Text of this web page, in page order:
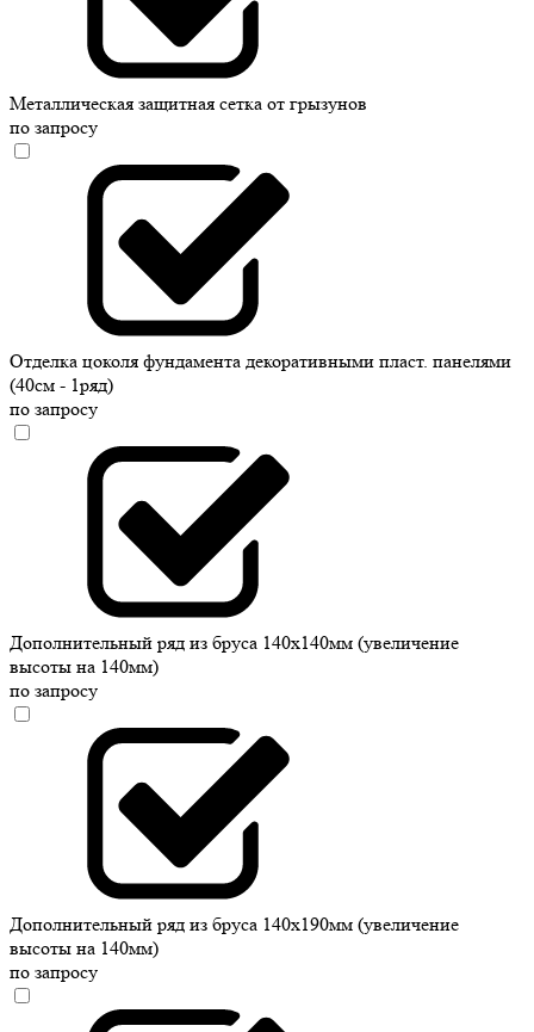
Металлическая защитная сетка от грызунов
по запросу
Отделка цоколя фундамента декоративными пласт. панелями
(40см - 1ряд)
по запросу
Дополнительный ряд из бруса 140х140мм (увеличение
высоты на 140мм)
по запросу
Дополнительный ряд из бруса 140х190мм (увеличение
высоты на 140мм)
по запросу